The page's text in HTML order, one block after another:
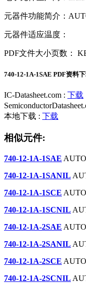
元器件功能简介：
元器件适应温度：
PDF文件大小页数：
740-12-1A-1SAE PDF资料
IC-Datasheet.com : 下载
本地下载 : 下载
相似元件:
740-12-1A-1SAE
740-12-1A-1SANIL
740-12-1A-1SCE
740-12-1A-1SCNIL
740-12-1A-2SAE
740-12-1A-2SANIL
740-12-1A-2SCE
740-12-1A-2SCNIL